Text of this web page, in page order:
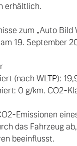
erhältlich.
zum „Auto
19. September
(nach WLTP):
0 g/km. CO2-
Emissionen
das Fahrzeug
beeinflusst.